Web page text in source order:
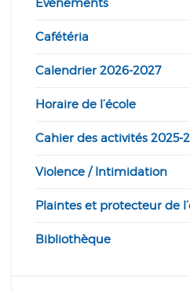
Événements
Cafétéria
Calendrier 2026-2027
Horaire de l’école
Cahier des activités 2025-
Violence / Intimidation
Plaintes et protecteur de
Bibliothèque